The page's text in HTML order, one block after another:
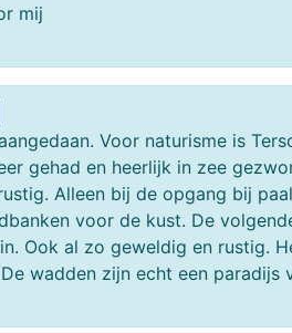
mij
Voor naturisme is
gehad en heerlijk in zee
Alleen bij de opgang bij
voor de kust. De
Ook al zo geweldig en rustig.
wadden zijn echt een paradijs